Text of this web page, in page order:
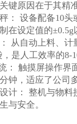
键原因在于其精
： 设备配备10
在设定值的±0.5g
从自动上料、
是人工效率的8-
： 触摸屏操作界
钟，适应了公司
计： 整机与物料
与安全。